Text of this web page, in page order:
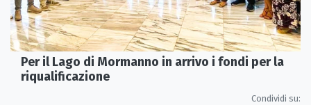
Per il Lago di Mormanno in arrivo i fondi per la
riqualificazione
Condividi su: